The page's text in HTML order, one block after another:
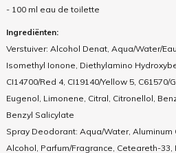
- 100 ml eau de toilette
Ingrediënten:
Verstuiver: Alcohol Denat, Aqua/Water/
Isomethyl Ionone, Diethylamino
CI14700/Red 4, CI19140/Yellow 5,
Eugenol, Limonene, Citral, Citronellol,
Benzyl Salicylate
Spray Deodorant: Aqua/Water, Aluminum
Alcohol, Parfum/Fragrance, Ceteareth-